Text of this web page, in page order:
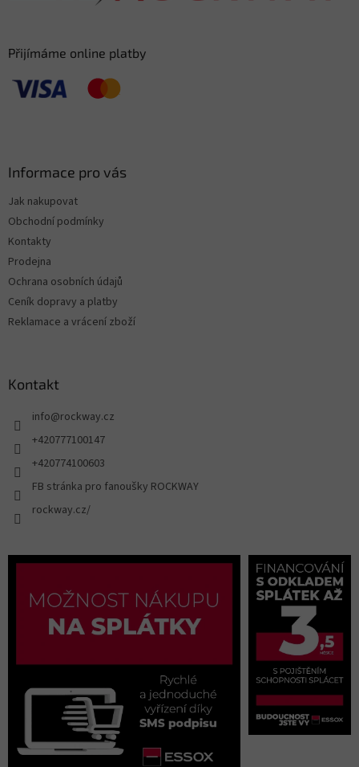
Přijímáme online platby
Informace pro vás
Jak nakupovat
Obchodní podmínky
Kontakty
Prodejna
Ochrana osobních údajů
Ceník dopravy a platby
Reklamace a vrácení zboží
Kontakt
info@rockway.cz
+420777100147
+420774100603
FB stránka pro fanoušky ROCKWAY
rockway.cz/